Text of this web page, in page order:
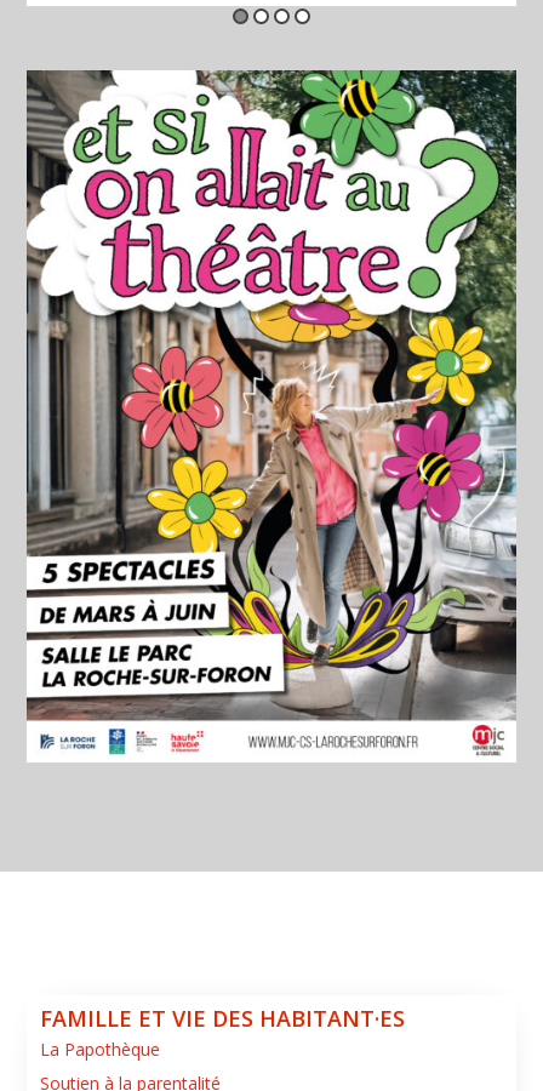
FAMILLE ET VIE DES HABITANT·ES
La Papothèque
Soutien à la parentalité